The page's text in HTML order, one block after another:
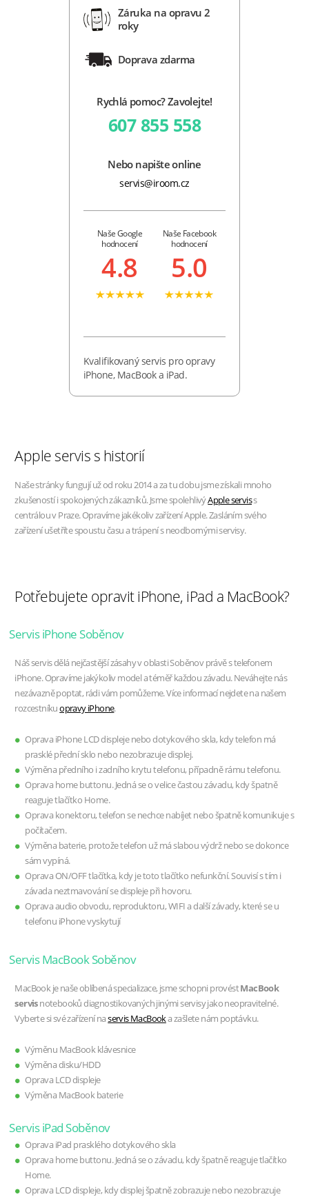
Záruka na opravu 2
roky
Doprava zdarma
Rychlá pomoc? Zavolejte!
607 855 558
Nebo napište online
servis@iroom.cz
Naše Google
hodnocení
4.8
Naše Facebook
hodnocení
5.0
Kvalifikovaný servis pro opravy
iPhone, MacBook a iPad.
Apple servis s historií
Naše stránky fungují už od roku 2014 a za tu dobu jsme získali mnoho
zkušeností i spokojených zákazníků. Jsme spolehlivýApple serviss
centrálou v Praze. Opravíme jakékoliv zařízení Apple. Zasláním svého
zařízení ušetříte spoustu času a trápení s neodbornými servisy.
Potřebujete opravit iPhone, iPad a MacBook?
Servis iPhone Soběnov
Náš servis dělá nejčastější zásahy v oblasti Soběnov právě s telefonem
iPhone. Opravíme jakýkoliv model a téměř každou závadu. Neváhejte nás
nezávazně poptat, rádi vám pomůžeme. Více informací nejdete na našem
rozcestníkuopravy iPhone.
Oprava iPhone LCD displeje nebo dotykového skla, kdy telefon má
prasklé přední sklo nebo nezobrazuje displej.
Výměna předního i zadního krytu telefonu, případně rámu telefonu.
Oprava home buttonu. Jedná se o velice častou závadu, kdy špatně
reaguje tlačítko Home.
Oprava konektoru, telefon se nechce nabíjet nebo špatně komunikuje s
počítačem.
Výměna baterie, protože telefon už má slabou výdrž nebo se dokonce
sám vypíná.
Oprava ON/OFF tlačítka, kdy je toto tlačítko nefunkční. Souvisí s tím i
závada neztmavování se displeje při hovoru.
Oprava audio obvodu, reproduktoru, WIFI a další závady, které se u
telefonu iPhone vyskytují
Servis MacBook Soběnov
MacBook je naše oblíbená specializace, jsme schopni provéstMacBook
servisnotebooků diagnostikovaných jinými servisy jako neopravitelné.
Vyberte si své zařízení naservis MacBooka zašlete nám poptávku.
Výměnu MacBook klávesnice
Výměna disku/HDD
Oprava LCD displeje
Výměna MacBook baterie
Servis iPad Soběnov
Oprava iPad prasklého dotykového skla
Oprava home buttonu. Jedná se o závadu, kdy špatně reaguje tlačítko
Home.
Oprava LCD displeje, kdy displej špatně zobrazuje nebo nezobrazuje